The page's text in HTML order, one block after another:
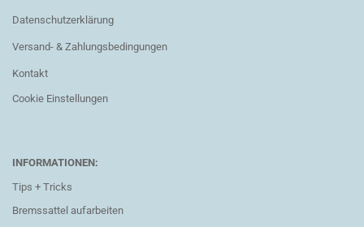
Datenschutzerklärung
Versand- & Zahlungsbedingungen
Kontakt
Cookie Einstellungen
INFORMATIONEN:
Tips + Tricks
Bremssattel aufarbeiten